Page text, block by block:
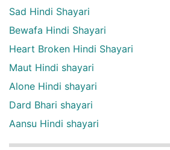
Sad Hindi Shayari
Bewafa Hindi Shayari
Heart Broken Hindi Shayari
Maut Hindi shayari
Alone Hindi shayari
Dard Bhari shayari
Aansu Hindi shayari